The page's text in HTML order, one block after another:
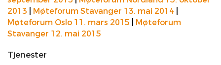
2013
Møteforum Stavanger 13. mai 2014
Møteforum Oslo 11. mars 2015
Møteforum
Stavanger 12. mai 2015
Tjenester